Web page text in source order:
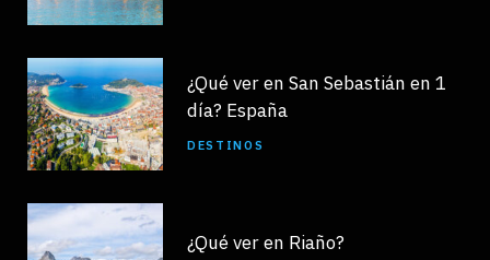
¿Qué ver en San Sebastián en 1
día? España
DESTINOS
¿Qué ver en Riaño?